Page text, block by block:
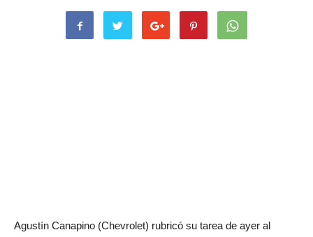
Agustín Canapino (Chevrolet) rubricó su tarea de ayer al